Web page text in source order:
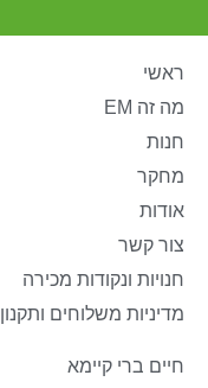
ראשי
מה זה EM
חנות
מחקר
אודות
צור קשר
חנויות ונקודות מכירה
מדיניות משלוחים ותקנון
חיים ברי קיימא